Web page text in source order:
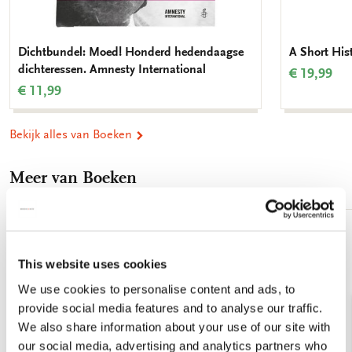
This website uses cookies
We use cookies to personalise content and ads, to
provide social media features and to analyse our traffic.
We also share information about your use of our site with
our social media, advertising and analytics partners who
Dichtbundel: Moed! Honderd hedendaagse
dichteressen. Amnesty International
€ 11,99
A Short
€ 19,99
Bekijk alles van Boeken
Meer van Boeken